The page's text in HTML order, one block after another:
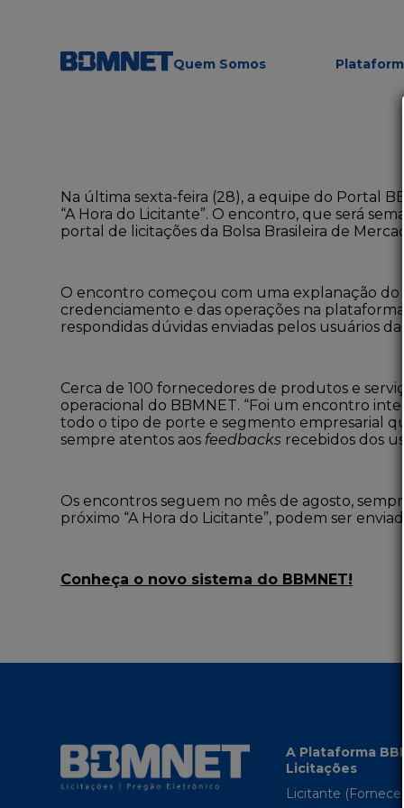
Quem Somos
Na última sexta-feira (28), a equipe do Portal
“A Hora do Licitante”. O encontro, que será
portal de licitações da Bolsa Brasileira de
O encontro começou com uma explanação do
credenciamento e das operações na
respondidas dúvidas enviadas pelos usuários
Cerca de 100 fornecedores de produtos e
operacional do BBMNET. “Foi um encontro
todo o tipo de porte e segmento empresarial
sempre atentos aos feedbacks recebidos dos
Os encontros seguem no mês de agosto,
próximo “A Hora do Licitante”, podem ser
Conheça o novo sistema do BBMNET!
A Plataforma
Licitações
Licitante